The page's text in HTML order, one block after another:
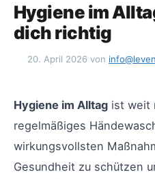
Hygiene im
dich richtig
20. April 2026 von
Hygiene im Alltag ist weit
regelmäßiges
wirkungsvollsten
Gesundheit zu schützen